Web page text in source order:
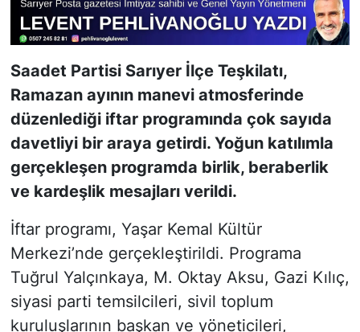
Saadet Partisi Sarıyer İlçe Teşkilatı,
Ramazan ayının manevi atmosferinde
düzenlediği iftar programında çok sayıda
davetliyi bir araya getirdi. Yoğun katılımla
gerçekleşen programda birlik, beraberlik
ve kardeşlik mesajları verildi.
İftar programı, Yaşar Kemal Kültür
Merkezi’nde gerçekleştirildi. Programa
Tuğrul Yalçınkaya, M. Oktay Aksu, Gazi Kılıç,
siyasi parti temsilcileri, sivil toplum
kuruluşlarının başkan ve yöneticileri,
SON DAKİKA HABERİ
SPOR
TEKNOLOJİ
TÜRKİYE VE DÜNYA GÜNDEMİ
VİDEO GALERİ